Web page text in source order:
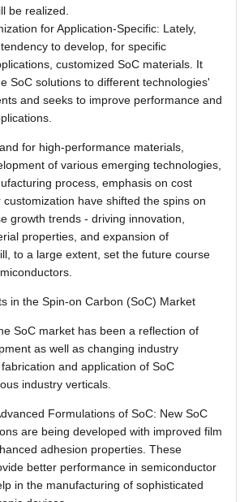
be realized.
for Application-Specific: Lately,
to develop, for specific
customized SoC materials. It
SoC solutions to different technologies'
and seeks to improve performance and
for high-performance materials,
of various emerging technologies,
process, emphasis on cost
have shifted the spins on
growth trends - driving innovation,
properties, and expansion of
to a large extent, set the future course
in the Spin-on Carbon (SoC) Market
SoC market has been a reflection of
as well as changing industry
and application of SoC
industry verticals.
Formulations of SoC: New SoC
are being developed with improved film
adhesion properties. These
better performance in semiconductor
in the manufacturing of sophisticated